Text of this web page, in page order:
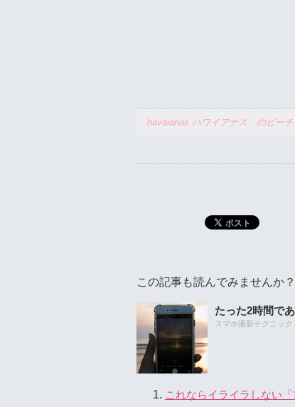
havaianas ハワイアナス のビー
この記事も読んでみませんか？
たった2時間で
スマホ撮影テクニッ
これならイライラしない